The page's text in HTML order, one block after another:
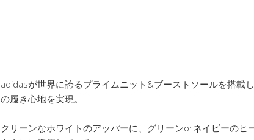
adidasが世界に誇るプライムニット&ブーストソールを搭載
の履き心地を実現。
クリーンなホワイトのアッパーに、グリーンorネイビーのヒ